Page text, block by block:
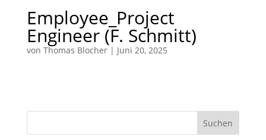
Employee_Project
Engineer (F. Schmitt)
von Thomas Blocher| Juni 20, 2025
Suchen